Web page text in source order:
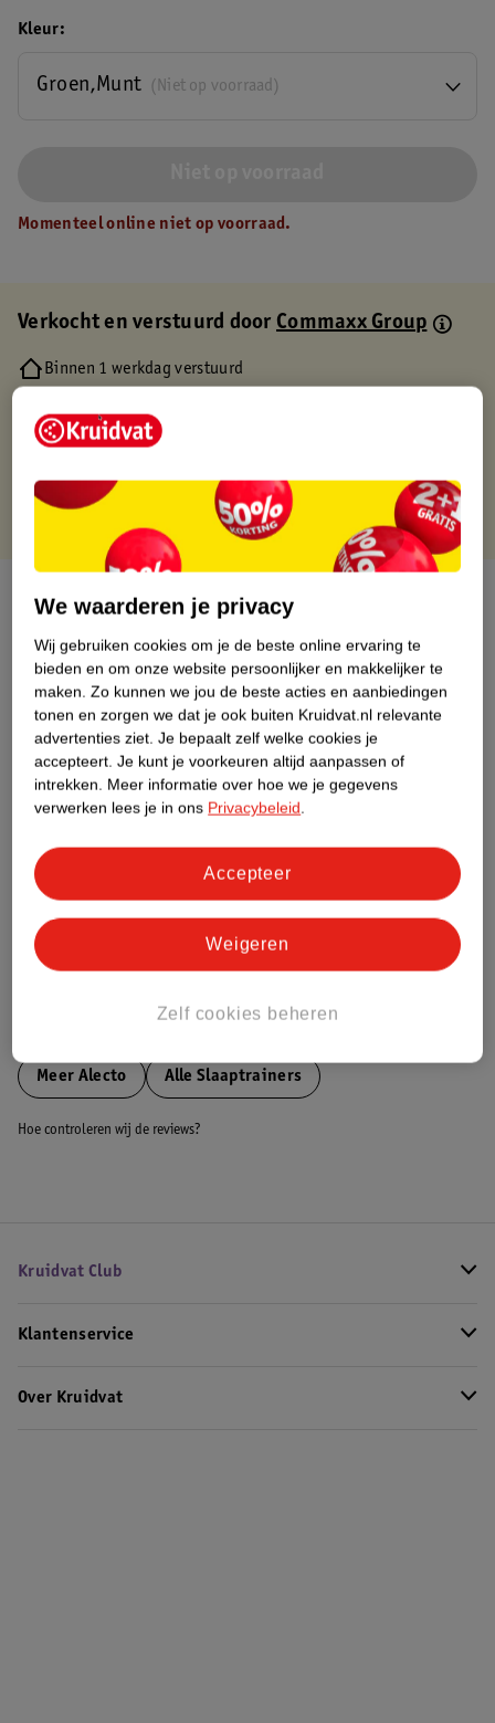
Kleur
(Niet op voorraad)
Groen,Munt
Momenteel online niet op voorraad.
Verkocht en verstuurd doorCommaxx Group
Binnen 1 werkdag verstuurd
Gratis retourneren via verkooppartner.
Gratis punten met je Kruidvat kaart
Over dit product
Productinformatie
Etiketinformatie
Nature Impact Score
Dit product heeft (nog) geen Nature
Bestel & Bezorginformatie
Meer Alecto Alle Slaaptrainers
Hoe controleren wij de reviews?
Kruidvat Club
Klantenservice
Over Kruidvat
We waarderen je privacy
Wij gebruiken cookies om je de beste online ervaring te
bieden en om onze website persoonlijker en makkelijker te
maken. Zo kunnen we jou de beste acties en aanbiedingen
tonen en zorgen we dat je ook buiten Kruidvat.nl relevante
advertenties ziet. Je bepaalt zelf welke cookies je
accepteert. Je kunt je voorkeuren altijd aanpassen of
intrekken. Meer informatie over hoe we je gegevens
verwerken lees je in ons Privacybeleid.
Zelf cookies beheren
Weigeren
Accepteer